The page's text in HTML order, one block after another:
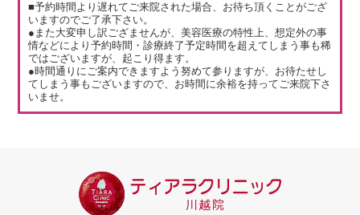
■予約時間より遅れてご来院された場合、お待ち頂くことがござ
いますのでご了承下さい。
●また大変申し訳ござませんが、美容医療の特性上、想定外の事
情などにより予約時間・診療終了予定時間を超えてしまう事も稀
ではございますが、起こり得ます。
●時間通りにご案内できますよう努めて参りますが、お待たせし
てしまう事もございますので、お時間に余裕を持ってご来院下さ
いませ。